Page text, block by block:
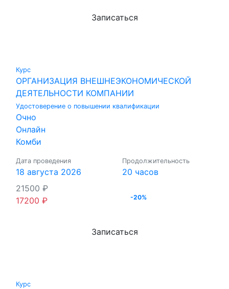
Записаться
Курс
ОРГАНИЗАЦИЯ ВНЕШНЕЭКОНОМИЧЕСКОЙ
ДЕЯТЕЛЬНОСТИ КОМПАНИИ
Удостоверение о повышении квалификации
Очно
Онлайн
Комби
Дата проведения
18 августа 2026
21500 ₽
17200 ₽
Продолжительность
20 часов
-20%
Записаться
Курс